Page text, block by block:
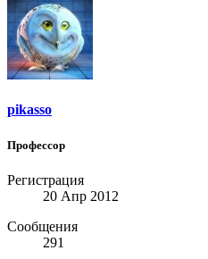
pikasso
Профессор
Регистрация
20 Апр 2012
Сообщения
291